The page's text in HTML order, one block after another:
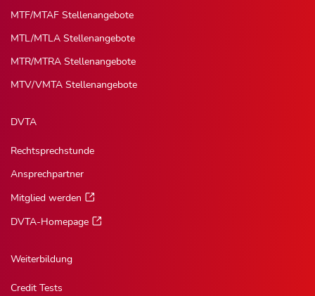
MTF/MTAF Stellenangebote
MTL/MTLA Stellenangebote
MTR/MTRA Stellenangebote
MTV/VMTA Stellenangebote
DVTA
Rechtsprechstunde
Ansprechpartner
Mitglied werden
DVTA-Homepage
Weiterbildung
Credit Tests